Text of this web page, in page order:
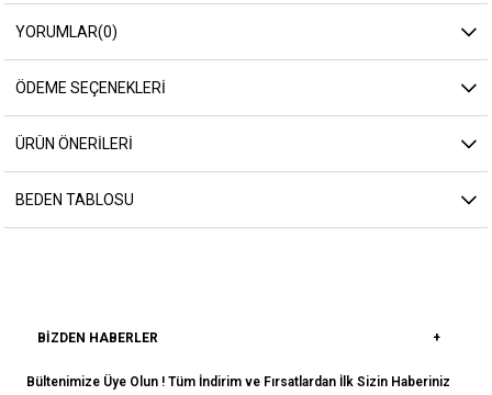
YORUMLAR(0)
ÖDEME SEÇENEKLERI
ÜRÜN ÖNERILERI
BEDEN TABLOSU
BIZDEN HABERLER
Bültenimize Üye Olun ! Tüm İndirim ve Fırsatlardan İlk Sizin Haberiniz